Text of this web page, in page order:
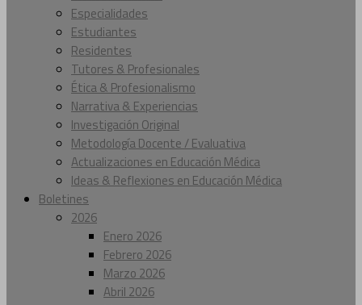
Especialidades
Estudiantes
Residentes
Tutores & Profesionales
Ética & Profesionalismo
Narrativa & Experiencias
Investigación Original
Metodología Docente / Evaluativa
Actualizaciones en Educación Médica
Ideas & Reflexiones en Educación Médica
Boletines
2026
Enero 2026
Febrero 2026
Marzo 2026
Abril 2026